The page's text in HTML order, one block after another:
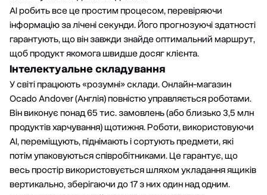
АІ робить все це простим процесом, перевіряючи
інформацію за лічені секунди. Його прогнозуючі здатності
гарантують, що він завжди знайде оптимальний маршрут,
щоб продукт якомога швидше досяг клієнта.
Інтелектуальне складування
У світі працюють «розумні» склади. Онлайн-магазин
Ocado Andover (Англія) повністю управляється роботами.
Він виконує понад 65 тис. замовлень (або близько 3,5 млн
продуктів харчування) щотижня. Роботи, використовуючи
АІ, переміщують, піднімають і сортують предмети, які
потім упаковуються співробітниками. Це гарантує, що
весь простір використовується шляхом укладання ящиків
вертикально, зберігаючи до 17 з них один над одним.